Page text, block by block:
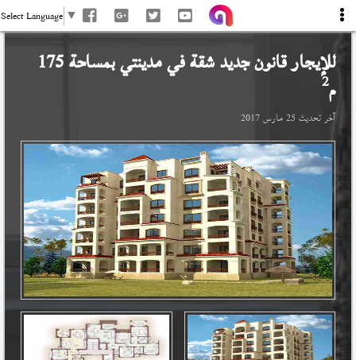
Select Language ▼
للإيجار قانون جديد شقة فيمدينتي بمساحة 175
م2
آخر تحديث 25 مارس 2017